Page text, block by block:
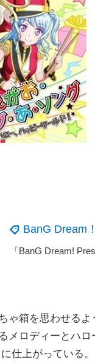
BanG Dream
ゃ箱を思わせる
メロディーとハロ
仕上がっている。